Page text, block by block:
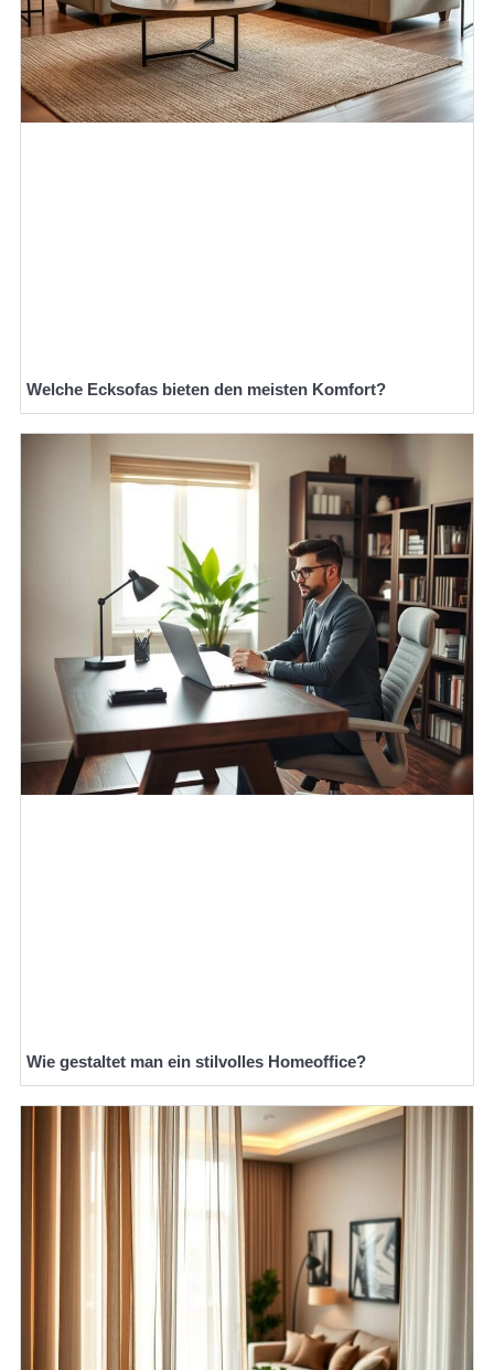
Welche Ecksofas bieten den meisten Komfort?
Wie gestaltet man ein stilvolles Homeoffice?